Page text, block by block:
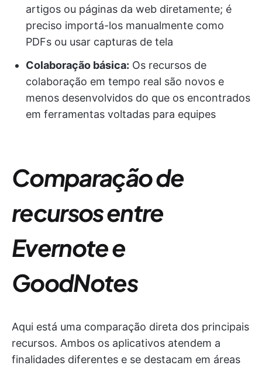
artigos ou páginas da web diretamente; é
preciso importá-los manualmente como
PDFs ou usar capturas de tela
Colaboração básica: Os recursos de
colaboração em tempo real são novos e
menos desenvolvidos do que os encontrados
em ferramentas voltadas para equipes
Comparação de
recursos entre
Evernote e
GoodNotes
Aqui está uma comparação direta dos principais
recursos. Ambos os aplicativos atendem a
finalidades diferentes e se destacam em áreas